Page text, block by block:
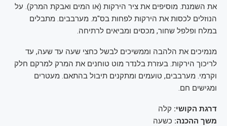
את השמנת. מוסיפים את ציר הירקות (או המים ואבקת המרק). על
הנוזלים לכסות את הירקות לפחות בס"מ. מערבבים. מתבלים
במלח ופלפל שחור, מכסים ומביאים לרתיחה.
מנמיכים את הלהבה וממשיכים לבשל כחצי שעה עד שעה, עד
לריכוך הירקות. בעזרת בלנדר מוט טוחנים את המרק למרקם חלק
וקרמי. מערבבים, טועמים ומתקנים תיבול בהתאם. מעטרים
ומגישים חם.
דרגת הקושי: קלה
משך ההכנה: כשעה